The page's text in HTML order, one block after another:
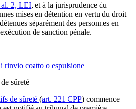
al. 2, LEI, et à la jurisprudence du
mises en détention en vertu du droit
séparément des personnes en
de sanction pénale.
rinvio coatto o espulsione
sûreté
de sûreté (art. 221 CPP) commence